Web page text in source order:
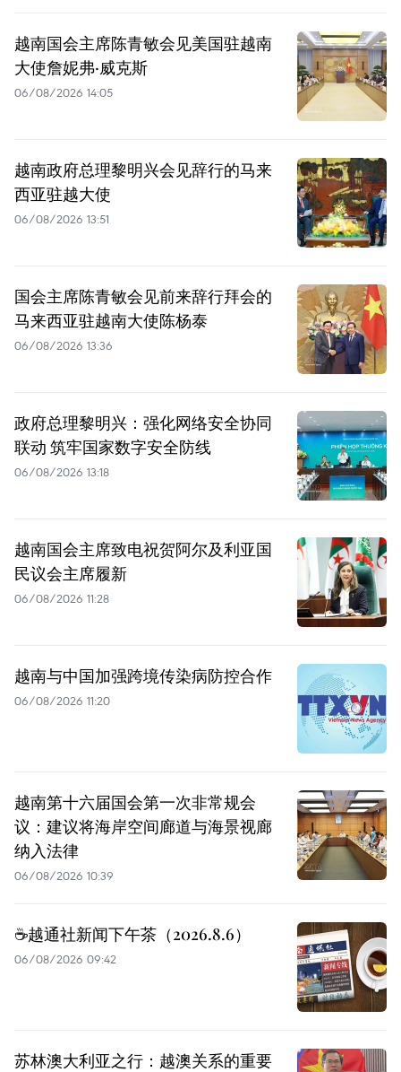
越南国会主席陈青敏会见美国驻越南
大使詹妮弗·威克斯
06/08/2026 14:05
越南政府总理黎明兴会见辞行的马来
西亚驻越大使
06/08/2026 13:51
国会主席陈青敏会见前来辞行拜会的
马来西亚驻越南大使陈杨泰
06/08/2026 13:36
政府总理黎明兴：强化网络安全协同
联动 筑牢国家数字安全防线
06/08/2026 13:18
越南国会主席致电祝贺阿尔及利亚国
民议会主席履新
06/08/2026 11:28
越南与中国加强跨境传染病防控合作
06/08/2026 11:20
越南第十六届国会第一次非常规会
议：建议将海岸空间廊道与海景视廊
纳入法律
06/08/2026 10:39
☕️越通社新闻下午茶（2026.8.6）
06/08/2026 09:42
苏林澳大利亚之行：越澳关系的重要